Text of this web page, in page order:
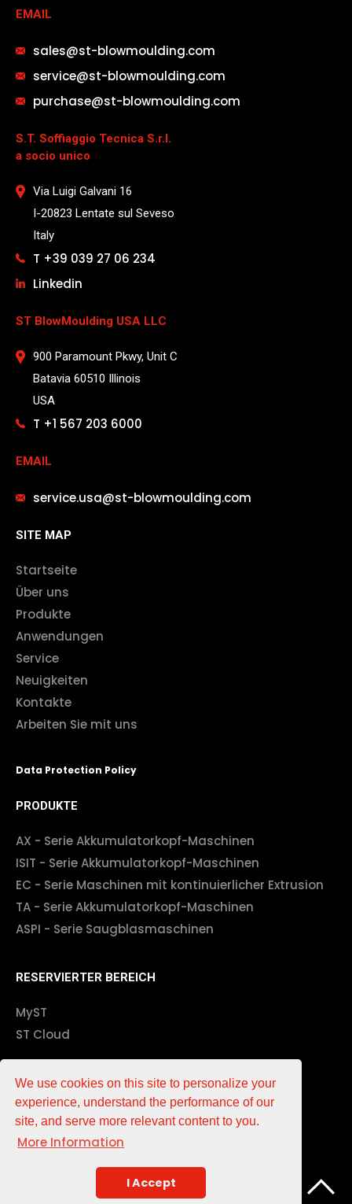
We use cookies on this site to personalize your
experience, understand the performance of our
site, and serve more relevant content to you.
More Information
I Accept
EMAIL
sales@st-blowmoulding.com
service@st-blowmoulding.com
purchase@st-blowmoulding.com
S.T. Soffiaggio Tecnica S.r.l.
a socio unico
Via Luigi Galvani 16
I-20823 Lentate sul Seveso
Italy
T +39 039 27 06 234
Linkedin
ST BlowMoulding USA LLC
900 Paramount Pkwy, Unit C
Batavia 60510 Illinois
USA
T +1 567 203 6000
EMAIL
service.usa@st-blowmoulding.com
SITE MAP
Startseite
Über uns
Produkte
Anwendungen
Service
Neuigkeiten
Kontakte
Arbeiten Sie mit uns
Data Protection Policy
PRODUKTE
AX - Serie Akkumulatorkopf-Maschinen
ISIT - Serie Akkumulatorkopf-Maschinen
EC - Serie Maschinen mit kontinuierlicher Extrusion
TA - Serie Akkumulatorkopf-Maschinen
ASPI - Serie Saugblasmaschinen
RESERVIERTER BEREICH
MyST
ST Cloud
Impressum
ENDEIT中文